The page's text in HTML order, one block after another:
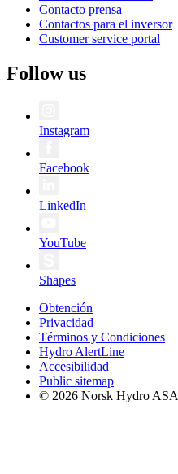
Contacto prensa
Contactos para el inversor
Customer service portal
Follow us
Instagram
Facebook
LinkedIn
YouTube
Shapes
Obtención
Privacidad
Términos y Condiciones
Hydro AlertLine
Accesibilidad
Public sitemap
© 2026 Norsk Hydro ASA